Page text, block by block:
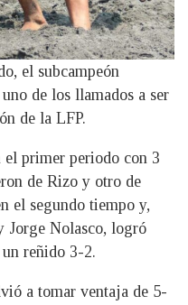
el subcampeón
de los llamados a ser
de la LFP.
el primer periodo con 3
de Rizo y otro de
el segundo tiempo y,
Jorge Nolasco, logró
reñido 3-2.
a tomar ventaja de 5-